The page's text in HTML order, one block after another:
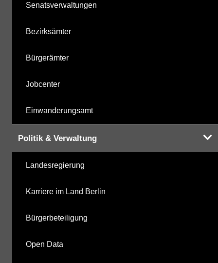
Senatsverwaltungen
Bezirksämter
Bürgerämter
Jobcenter
Einwanderungsamt
Politik & Verwaltung
Landesregierung
Karriere im Land Berlin
Bürgerbeteiligung
Open Data